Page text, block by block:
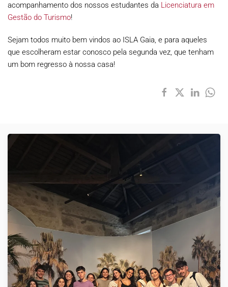
acompanhamento dos nossos estudantes da Licenciatura em
Gestão do Turismo!
Sejam todos muito bem vindos ao ISLA Gaia, e para aqueles
que escolheram estar conosco pela segunda vez, que tenham
um bom regresso à nossa casa!
VER